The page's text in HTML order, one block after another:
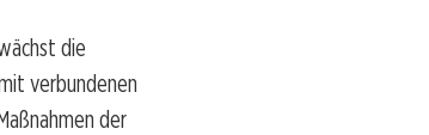
die
verbundenen
der